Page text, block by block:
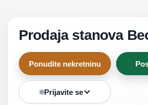
Prodaja stanova
Ponudite nekretninu
Prijavite se